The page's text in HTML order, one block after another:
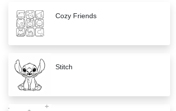
Cozy Friends
Stitch